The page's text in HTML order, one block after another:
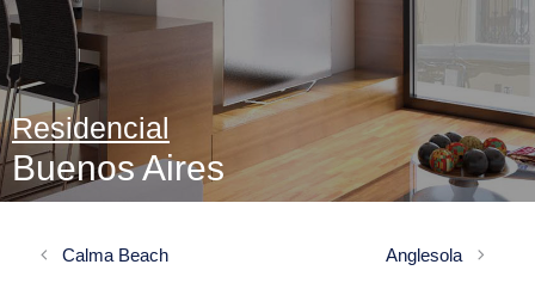
Residencial
Buenos Aires
Calma Beach Anglesola